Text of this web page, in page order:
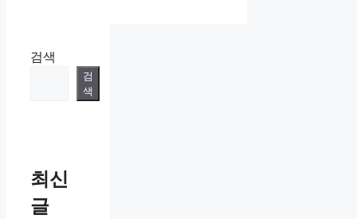
검색
검
색
최신
글